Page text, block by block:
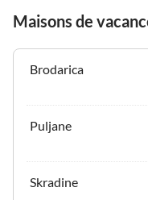
Maisons de
Brodarica
Puljane
Skradine